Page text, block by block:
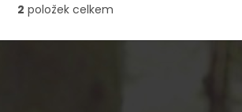
O
l
2 položek celkem